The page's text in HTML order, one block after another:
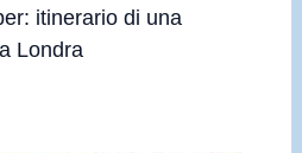
itinerario di una
Londra